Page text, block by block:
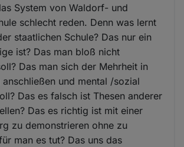
System von Waldorf- und
schlecht reden. Denn was lernt
staatlichen Schule? Das nur ein
ist? Das man bloß nicht
Das man sich der Mehrheit in
und mental /sozial
Das es falsch ist Thesen anderer
Das es richtig ist mit einer
zu demonstrieren ohne zu
man es tut? Das uns das